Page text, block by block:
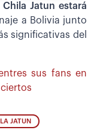
Chila Jatun estará
a Bolivia junto
significativas del
sus fans en
JATUN